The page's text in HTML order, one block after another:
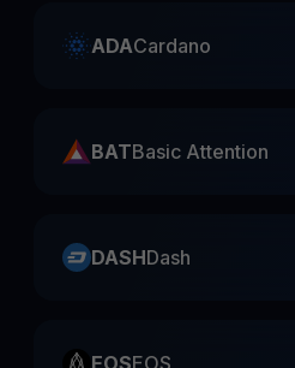
ADACardano
BATBasic Attention
DASHDash
EOSEOS